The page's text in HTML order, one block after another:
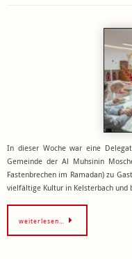
In dieser Woche war eine
Gemeinde der Al Muhsinin
Fastenbrechen im Ramadan) zu
vielfältige Kultur in Kelsterbach und
weiterlesen…